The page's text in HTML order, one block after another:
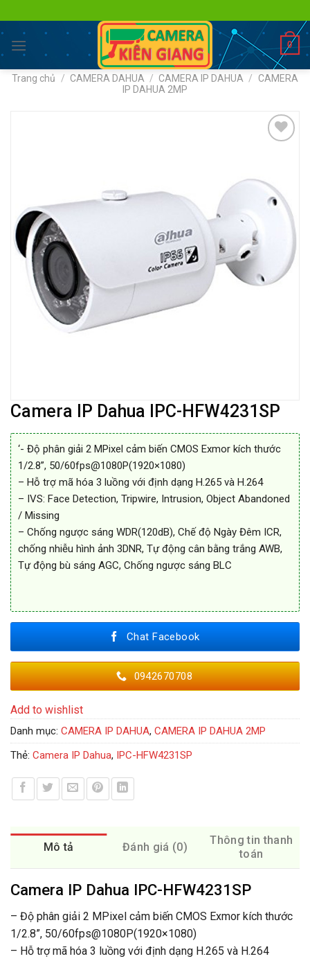
to
content
0
Trang chủ / CAMERA DAHUA / CAMERA IP DAHUA /
CAMERA
IP DAHUA 2MP
Camera IP Dahua IPC-HFW4231SP
‘- Độ phân giải 2 MPixel cảm biến CMOS Exmor kích thước
1/2.8”, 50/60fps@1080P(1920×1080)
– Hỗ trợ mã hóa 3 luồng với định dạng H.265 và H.264
– IVS: Face Detection, Tripwire, Intrusion, Object Abandoned
/ Missing
– Chống ngược sáng WDR(120dB), Chế độ Ngày Đêm ICR,
chống nhiễu hình ảnh 3DNR, Tự động cân bằng trắng AWB,
Tự động bù sáng AGC, Chống ngược sáng BLC
Chat Facebook
0942670708
Add to wishlist
Danh mục: CAMERA IP DAHUA, CAMERA IP DAHUA 2MP
Thẻ: Camera IP Dahua, IPC-HFW4231SP
Mô tả Đánh giá (0)
Thông tin thanh
toán
Camera IP Dahua IPC-HFW4231SP
– Độ phân giải 2 MPixel cảm biến CMOS Exmor kích thước
1/2.8”, 50/60fps@1080P(1920×1080)
– Hỗ trợ mã hóa 3 luồng với định dạng H.265 và H.264